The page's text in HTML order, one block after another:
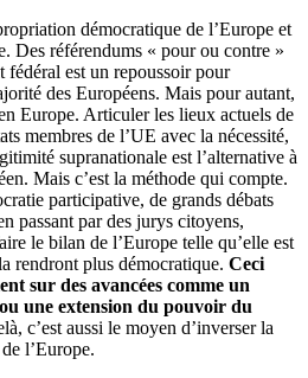
démocratique de l’Europe et
Des référendums « pour ou contre »
fédéral est un repoussoir pour
des Européens. Mais pour autant,
Europe. Articuler les lieux actuels de
membres de l’UE avec la nécessité,
supranationale est l’alternative à
Mais c’est la méthode qui compte.
participative, de grands débats
passant par des jurys citoyens,
le bilan de l’Europe telle qu’elle est
rendront plus démocratique. Ceci
sur des avancées comme un
une extension du pouvoir du
c’est aussi le moyen d’inverser la
l’Europe.